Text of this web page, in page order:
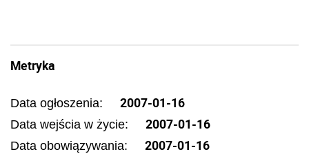
Metryka
Data ogłoszenia: 2007-01-16
Data wejścia w życie: 2007-01-16
Data obowiązywania: 2007-01-16